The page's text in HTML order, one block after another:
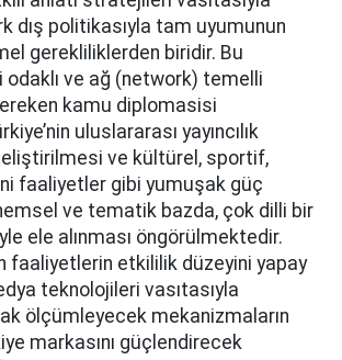
dış politikasıyla tam uyumunun
gerekliliklerden biridir. Bu
ve ağ (network) temelli
kamu diplomasisi
uluslararası yayıncılık
ve kültürel, sportif,
faaliyetler gibi yumuşak güç
ve tematik bazda, çok dilli bir
ele alınması öngörülmektedir.
faaliyetlerin etkililik düzeyini yapay
teknolojileri vasıtasıyla
ölçümleyecek mekanizmaların
markasını güçlendirecek